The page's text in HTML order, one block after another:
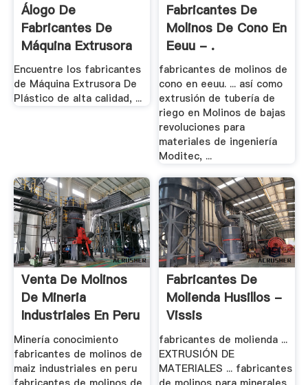
Álogo De
Fabricantes De
Máquina Extrusora
De .
Encuentre los fabricantes
de Máquina Extrusora De
Plástico de alta calidad, ...
Fabricantes De
Molinos De Cono En
Eeuu - .
fabricantes de molinos de
cono en eeuu. ... así como
extrusión de tubería de
riego en Molinos de bajas
revoluciones para
materiales de ingeniería
Moditec, ...
Venta De Molinos
De Mineria
Industriales En Peru
.
Minería conocimiento
fabricantes de molinos de
maiz industriales en peru
Fabricantes De
Molienda Husillos -
Vissis
fabricantes de molienda ...
EXTRUSIÓN DE
MATERIALES ... fabricantes